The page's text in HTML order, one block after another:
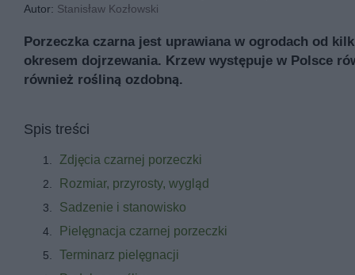
Autor: Stanisław Kozłowski
Porzeczka czarna jest uprawiana w ogrodach od
okresem dojrzewania. Krzew występuje w Polsce
również rośliną ozdobną.
Spis treści
Zdjęcia czarnej porzeczki
Rozmiar, przyrosty, wygląd
Sadzenie i stanowisko
Pielęgnacja czarnej porzeczki
Terminarz pielęgnacji